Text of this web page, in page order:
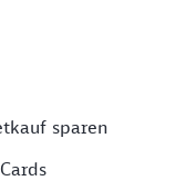
sparen